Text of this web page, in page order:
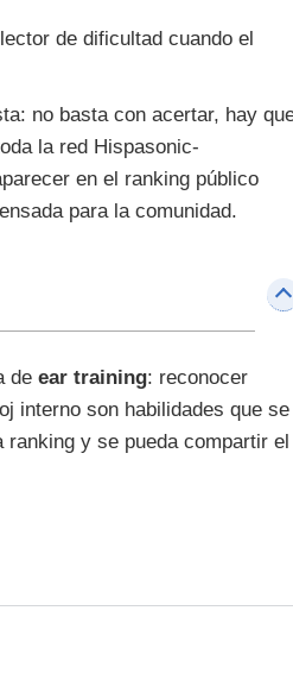
de dificultad cuando el
no basta con acertar, hay
la red Hispasonic-
en el ranking público
para la comunidad.
de ear training: reconocer
interno son habilidades que se
y se pueda compartir el